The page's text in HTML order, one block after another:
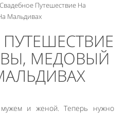
Свадебное Путешествие На
Мальдивах
МЕДОВЫЙ
и женой. Теперь нужно